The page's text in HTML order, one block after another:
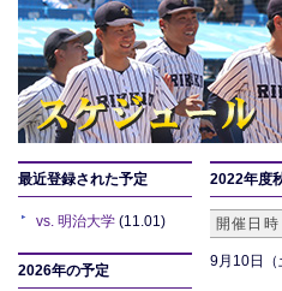
最近登録された予定
vs. 明治大学 (11.01)
2026年の予定
2022年度
開催日時
9月10日（